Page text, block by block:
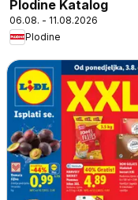
Plodine Katalog
06.08. - 11.08.2026
Plodine